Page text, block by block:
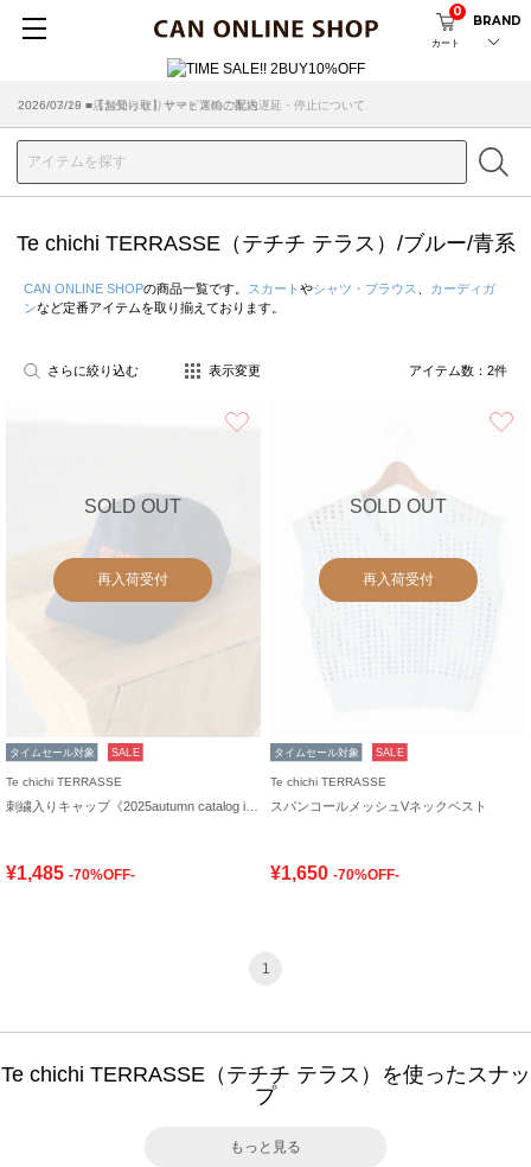
カート
0
BRAND
2026/07/29 ■【お知らせ】ヤマト運輸の配送遅延・停止について
2026/03/18 ■店舗受け取りサービスのご案内
Te chichi TERRASSE（テチチ テラス）/ブルー/青系
CAN ONLINE SHOPの商品一覧です。 スカート やシャツ・ブラウス
カーディガ
ンなど定番アイテムを取り揃えております。
さらに絞り込む 表示変更 アイテム数： 2件
SOLD OUT
再入荷受付
タイムセール対象 SALE
Te chichi TERRASSE
¥1,485 -70%OFF-
SOLD OUT
再入荷受付
タイムセール対象 SALE
Te chichi TERRASSE
スパンコールメッシュVネックベスト
¥1,650 -70%OFF-
1
Te chichi TERRASSE（テチチ テラス）を使ったスナッ
プ
もっと見る